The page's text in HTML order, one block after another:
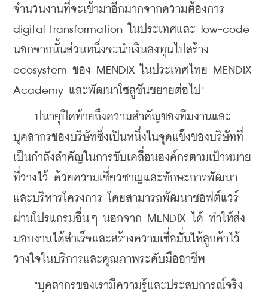
จำนวนงานที่จะเข้ามาอีกมากจากความต้องการ
digital transformation ในประเทศและ low-code
นอกจากนั้นส่วนหนึ่งจะนำเงินลงทุนไปสร้าง
ecosystem ของ MENDIX ในประเทศไทย MENDIX
Academy และพัฒนาโซลูชันขยายต่อไป"
ปนายุปิดท้ายถึงความสำคัญของทีมงานและ
บุคลากรของบริษัทซึ่งเป็นหนึ่งในจุดแข็งของบริษัทที่
เป็นกำลังสำคัญในการขับเคลื่อนองค์กรตามเป้าหมาย
ที่วางไว้ ด้วยความเชี่ยวชาญและทักษะการพัฒนา
และบริหารโครงการ โดยสามารถพัฒนาชอฟต์แวร์
ผ่านโปรแกรมอื่นๆ นอกจาก MENDIX ได้ ทำให้ส่ง
มอบงานได้สำเร็จและสร้างความเชื่อมั่นให้ลูกค้าไว้
วางใจในบริการและคุณภาพระดับมืออาชีพ
"บุคลากรของเรามีความรู้และประสบการณ์จริง